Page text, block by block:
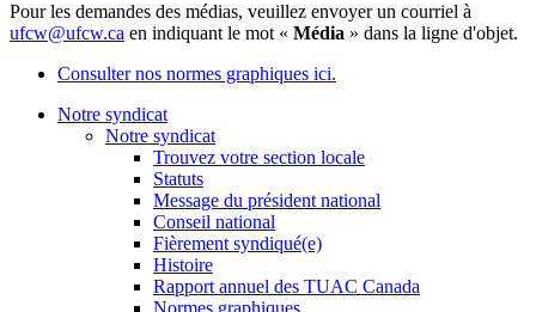
Pour les demandes des médias, veuillez envoyer un courriel à
ufcw@ufcw.ca en indiquant le mot « Média » dans la ligne d'objet.
Consulter nos normes graphiques ici.
Notre syndicat
Notre syndicat
Trouvez votre section locale
Statuts
Message du président national
Conseil national
Fièrement syndiqué(e)
Histoire
Rapport annuel des TUAC Canada